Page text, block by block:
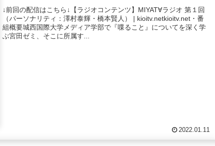
↓前回の配信はこちら↓【ラジオコンテンツ】MIYAT∀ラジオ 第１回
（パーソナリティ：澤村泰輝・橋本賢人） | kioitv.netkioitv.net・番
組概要城西国際大学メディア学部で『喋ること』についてを深く学
ぶ宮田ゼミ、そこに所属す...
2022.01.11